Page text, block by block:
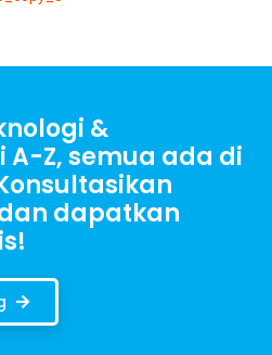
&
Z, semua ada di
dapatkan